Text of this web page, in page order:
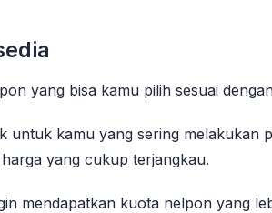
yang bisa kamu pilih sesuai
untuk kamu yang sering
yang cukup terjangkau.
mendapatkan kuota nelpon yang